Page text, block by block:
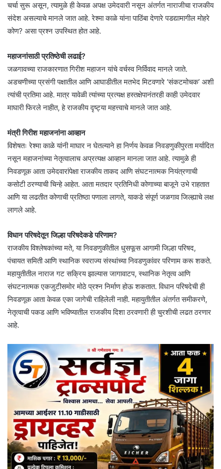
चर्चा सुरू असून, त्यामुळे ही केवळ अपक्ष उमेदवारी नसून अंतर्गत नाराजीचा राजकीय
संदेश असल्याचे मानले जात आहे. रेश्मा काळे यांना पाठिंबा देणारे पडद्यामागील मोहरे
कोण? असा प्रश्न उपस्थित होत आहे.
महाजनांसाठी प्रतिष्ठेची लढाई?
जळगावच्या राजकारणात गिरीश महाजन यांचे वर्चस्व निर्विवाद मानले जाते.
अडचणीच्या प्रसंगी पक्षातील आणि आघाडीतील मतभेद मिटवणारे ‘संकटमोचक’ अशी
त्यांची प्रतिमा आहे. मात्र यावेळी त्यांच्या प्रत्यक्ष हस्तक्षेपानंतरही काही उमेदवार
माघारी फिरले नाहीत, हे राजकीय दृष्ट्या महत्त्वाचे मानले जात आहे.
मंत्री गिरीश महाजनांना आव्हान
विशेषतः रेश्मा काळे यांनी माघार न घेतल्याने हा निर्णय केवळ निवडणुकीपुरता मर्यादित
नसून महाजनांच्या नेतृत्वालाच अप्रत्यक्ष आव्हान मानला जात आहे. त्यामुळे ही
निवडणूक आता उमेदवारांपेक्षा राजकीय ताकद आणि संघटनात्मक नियंत्रणाची
कसोटी ठरण्याची चिन्हे आहेत. आता मतदार प्रतिनिधी कोणाच्या बाजूने उभे राहतात
आणि या लढतीत कोणाची प्रतिष्ठा पणाला लागते, याकडे संपूर्ण जळगाव जिल्ह्याचे लक्ष
लागले आहे.
विधान परिषदेतून जिल्हा परिषदेकडे परिणाम?
राजकीय विश्लेषकांच्या मते, या निवडणुकीतील धुसफूस आगामी जिल्हा परिषद,
पंचायत समिती आणि स्थानिक स्वराज्य संस्थांच्या निवडणुकांवर परिणाम करू शकते.
महायुतीतील नाराज गट सक्रिय झाल्यास जागावाटप, स्थानिक नेतृत्व आणि
संघटनात्मक एकजुटीसमोर मोठे प्रश्न निर्माण होऊ शकतात. विधान परिषदेची ही
निवडणूक आता केवळ एका जागेची राहिलेली नाही. महायुतीतील अंतर्गत समीकरणे,
नेतृत्वाची पकड आणि भविष्यातील राजकीय दिशा ठरवणारी ही चुरशीची लढत ठरणार
आहे.